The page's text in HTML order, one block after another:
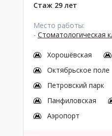
Стаж 29 лет
Место работы:
- Стоматологическая
Хорошёвская
Октябрьское поле
Петровский парк
Панфиловская
Аэропорт